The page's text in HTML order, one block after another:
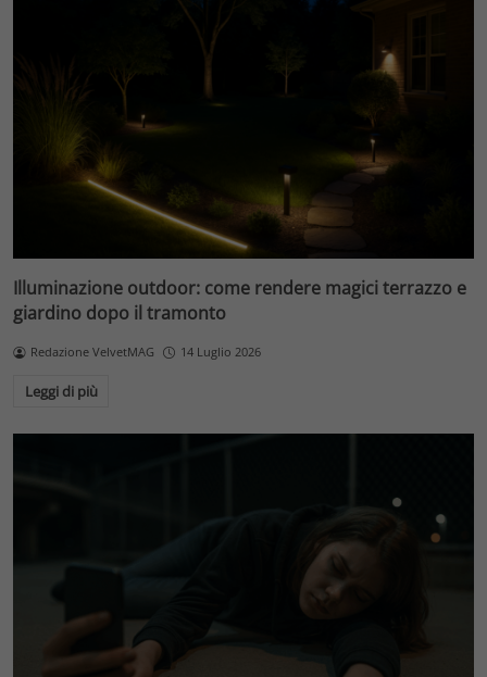
Illuminazione outdoor: come rendere magici terrazzo e
giardino dopo il tramonto
Redazione VelvetMAG 14 Luglio 2026
Leggi di più